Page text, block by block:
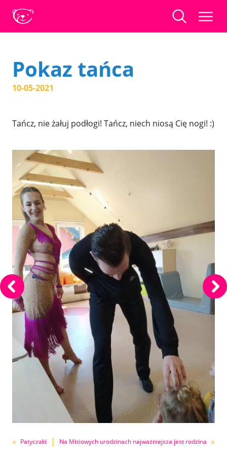
Pokaz tańca
10-05-2021
Tańcz, nie żałuj podłogi! Tańcz, niech niosą Cię nogi! :)
« Patyczaki | Na Misiowych urodzinach najważniejsza jest rodzina »